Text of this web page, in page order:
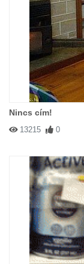
Nincs cím!
13215 0